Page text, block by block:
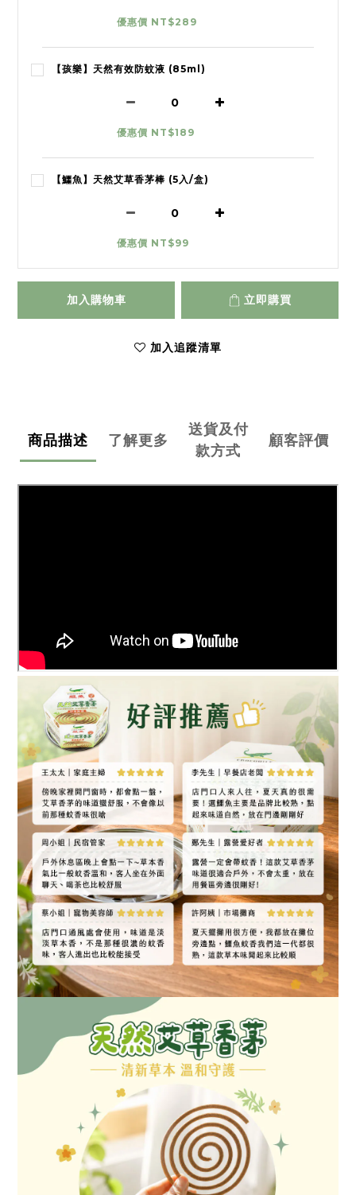
優惠價 NT$289
【孩樂】天然有效防蚊液 (85ml)
優惠價 NT$189
【鱷魚】天然艾草香茅棒 (5入/盒)
優惠價 NT$99
加入購物車 立即購買
加入追蹤清單
商品描述 了解更多
送貨及付
款方式
顧客評價